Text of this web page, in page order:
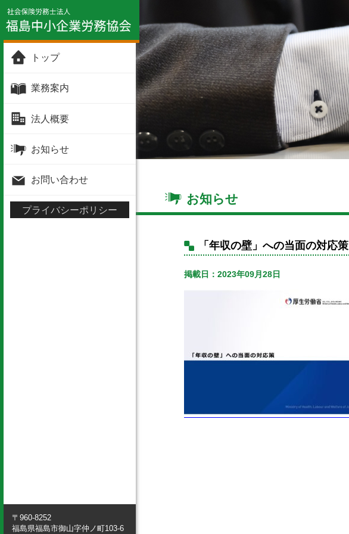
トップ
業務案内
法人概要
お知らせ
お問い合わせ
プライバシーポリシー
〒960-8252
福島県福島市御山字仲ノ町103-6
お知らせ
「年収の壁」への当面の対応策
掲載日：2023年09月28日